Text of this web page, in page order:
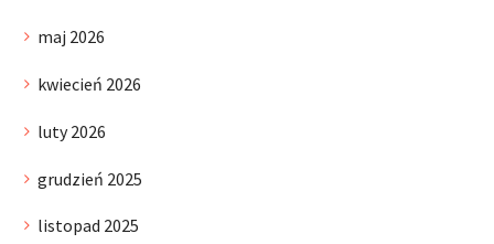
maj 2026
kwiecień 2026
luty 2026
grudzień 2025
listopad 2025